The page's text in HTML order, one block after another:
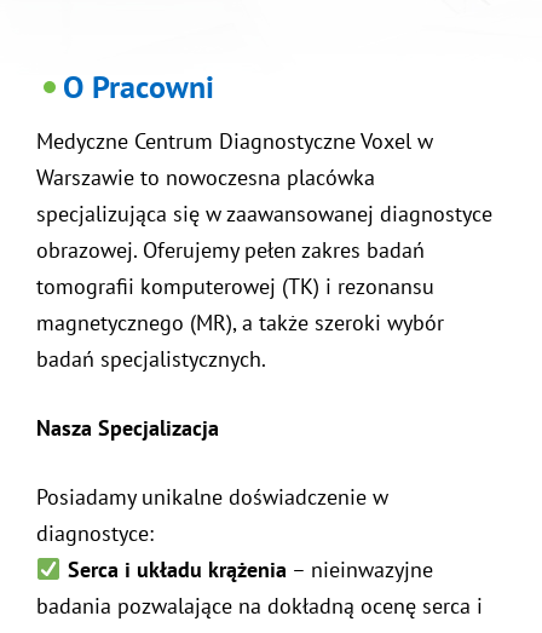
O Pracowni
Medyczne Centrum Diagnostyczne Voxel w
Warszawie to nowoczesna placówka
specjalizująca się w zaawansowanej diagnostyce
obrazowej. Oferujemy pełen zakres badań
tomografii komputerowej (TK) i rezonansu
magnetycznego (MR), a także szeroki wybór
badań specjalistycznych.
Nasza Specjalizacja
Posiadamy unikalne doświadczenie w
diagnostyce:
Serca i układu krążenia – nieinwazyjne
badania pozwalające na dokładną ocenę serca i